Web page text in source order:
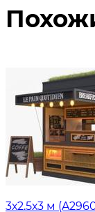
3х2.5х3 м